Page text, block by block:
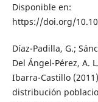
Disponible en:
https://doi.org/
Díaz-Padilla, G.;
Del Ángel-Pérez, A.
Ibarra-Castillo
distribución